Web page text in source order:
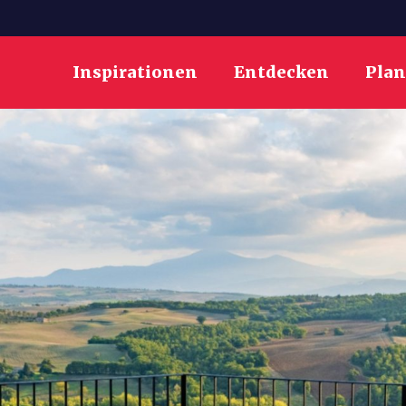
Inspirationen Entdecken